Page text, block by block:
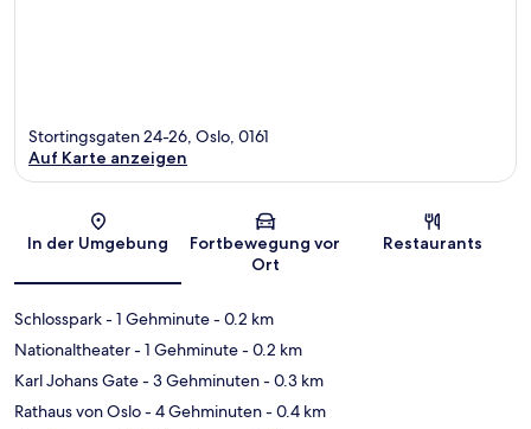
Karte
Stortingsgaten 24-26, Oslo, 0161
Auf Karte anzeigen
In der Umgebung
Fortbewegung vor
Ort
Restaurants
Schlosspark- 1 Gehminute- 0.2 km
Nationaltheater- 1 Gehminute- 0.2 km
Karl Johans Gate- 3 Gehminuten- 0.3 km
Rathaus von Oslo- 4 Gehminuten- 0.4 km